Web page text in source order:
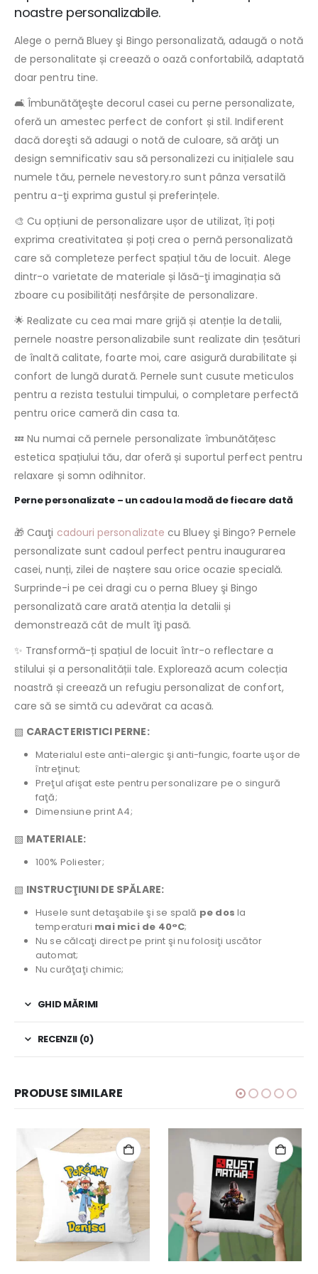
noastre personalizabile.
Alege o pernă Bluey şi Bingo personalizată, adaugă o notă
de personalitate și creează o oază confortabilă, adaptată
doar pentru tine.
🛋️ Îmbunătăţeşte decorul casei cu perne personalizate,
oferă un amestec perfect de confort și stil. Indiferent
dacă doreşti să adaugi o notă de culoare, să arăţi un
design semnificativ sau să personalizezi cu inițialele sau
numele tău, pernele nevestory.ro sunt pânza versatilă
pentru a-ţi exprima gustul și preferințele.
🎨 Cu opțiuni de personalizare ușor de utilizat, îți poți
exprima creativitatea și poți crea o pernă personalizată
care să completeze perfect spațiul tău de locuit. Alege
dintr-o varietate de materiale și lăsă-ţi imaginația să
zboare cu posibilități nesfârșite de personalizare.
🌟 Realizate cu cea mai mare grijă și atenție la detalii,
pernele noastre personalizabile sunt realizate din țesături
de înaltă calitate, foarte moi, care asigură durabilitate și
confort de lungă durată. Pernele sunt cusute meticulos
pentru a rezista testului timpului, o completare perfectă
pentru orice cameră din casa ta.
💤 Nu numai că pernele personalizate îmbunătățesc
estetica spațiului tău, dar oferă și suportul perfect pentru
relaxare și somn odihnitor.
Perne personalizate – un cadou la modă de fiecare dată
🎁 Cauţi cadouri personalizate cu Bluey şi Bingo? Pernele
personalizate sunt cadoul perfect pentru inaugurarea
casei, nunți, zilei de naștere sau orice ocazie specială.
Surprinde-i pe cei dragi cu o perna Bluey şi Bingo
personalizată care arată atenția la detalii și
demonstrează cât de mult îţi pasă.
✨ Transformă-ți spațiul de locuit într-o reflectare a
stilului și a personalității tale. Explorează acum colecția
noastră și creează un refugiu personalizat de confort,
care să se simtă cu adevărat ca acasă.
▧ CARACTERISTICI PERNE:
Materialul este anti-alergic şi anti-fungic, foarte uşor de
întreţinut;
Preţul afişat este pentru personalizare pe o singură
faţă;
Dimensiune print A4;
▧ MATERIALE:
100% Poliester;
▧ INSTRUCŢIUNI DE SPĂLARE:
Husele sunt detaşabile şi se spală pe dos la
temperaturi mai mici de 40°C;
Nu se călcaţi direct pe print şi nu folosiţi uscător
automat;
Nu curăţaţi chimic;
GHID MĂRIMI
RECENZII (0)
PRODUSE SIMILARE